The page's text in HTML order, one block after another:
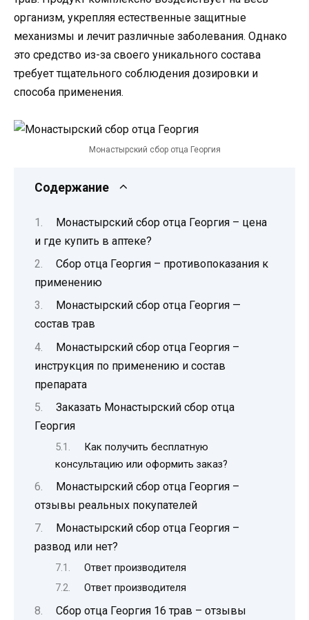
организм, укрепляя естественные защитные
механизмы и лечит различные заболевания. Однако
это средство из-за своего уникального состава
требует тщательного соблюдения дозировки и
способа применения.
Монастырский сбор отца Георгия
Содержание
Монастырский сбор отца Георгия – цена
и где купить в аптеке?
Сбор отца Георгия – противопоказания к
применению
Монастырский сбор отца Георгия —
состав трав
Монастырский сбор отца Георгия –
инструкция по применению и состав
препарата
Заказать Монастырский сбор отца
Георгия
Как получить бесплатную
консультацию или оформить заказ?
Монастырский сбор отца Георгия –
отзывы реальных покупателей
Монастырский сбор отца Георгия –
развод или нет?
Ответ производителя
Ответ производителя
Сбор отца Георгия 16 трав – отзывы